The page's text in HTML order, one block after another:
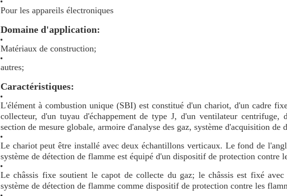
Pour les appareils électroniques
Domaine d'application:
Matériaux de construction;
autres;
Caractéristiques:
L'élément à combustion unique (SBI) est constitué d'un chariot, d'un cadre
collecteur, d'un tuyau d'échappement de type J, d'un ventilateur centrifuge,
section de mesure globale, armoire d'analyse des gaz, système d'acquisition de
Le chariot peut être installé avec deux échantillons verticaux. Le fond de
système de détection de flamme est équipé d'un dispositif de protection contre
Le châssis fixe soutient le capot de collecte du gaz; le châssis est fixé
système de détection de flamme comme dispositif de protection contre les